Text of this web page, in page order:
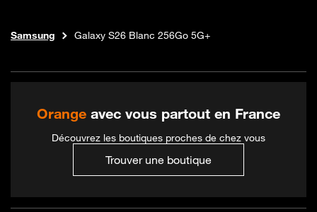
Boutique Orange
Téléphones et forfaits
Samsung Galaxy S26 Blanc 256Go 5G+